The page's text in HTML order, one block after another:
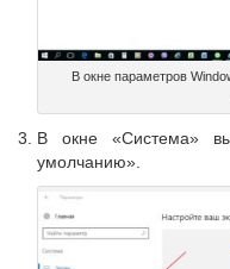
В окне параметров
В окне «Система»
умолчанию».